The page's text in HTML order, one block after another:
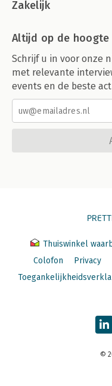
Zakelijk
Altijd op de hoogte
Schrijf u in voor onze
met relevante
events en de beste
Thuiswinkel
Colofon
Privacy
©